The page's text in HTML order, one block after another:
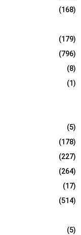
(168)
(179)
(796)
(8)
(1)
(5)
(178)
(227)
(264)
(17)
(514)
(5)